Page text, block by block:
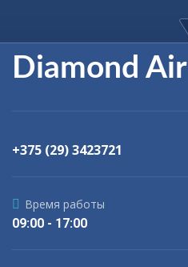
Diamond Air
+375 (29) 3423721
Время работы
09:00 - 17:00